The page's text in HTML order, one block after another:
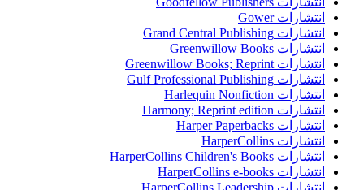
انتشارات Gower
انتشارات Grand Central Publishing
انتشارات Greenwillow Books
انتشارات Greenwillow Books; Reprint
انتشارات Gulf Professional Publishing
انتشارات Harlequin Nonfiction
انتشارات Harmony; Reprint edition
انتشارات Harper Paperbacks
انتشارات HarperCollins
انتشارات HarperCollins Children's Books
انتشارات HarperCollins e-books